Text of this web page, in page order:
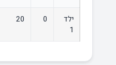
ילד
1
0
20